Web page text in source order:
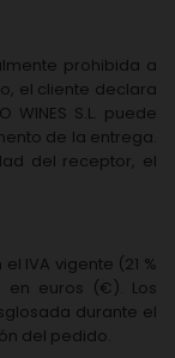
prohibida a
el cliente declara
WINES S.L. puede
de la entrega.
del receptor, el
IVA vigente (21 %
en euros (€). Los
durante el
del pedido.